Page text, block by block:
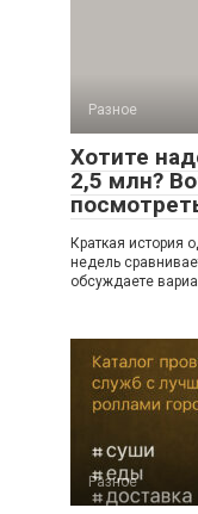
Разное
Хотите
2,5 млн?
Краткая история
недель
обсуждаете
Разное